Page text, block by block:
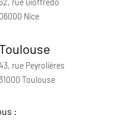
06000 Nice
Toulouse
rue Peyrolières
Toulouse
: